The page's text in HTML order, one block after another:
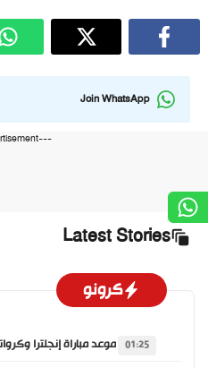
Join WhatsApp
---Advertisement---
Latest Stories
كرونو
01:25